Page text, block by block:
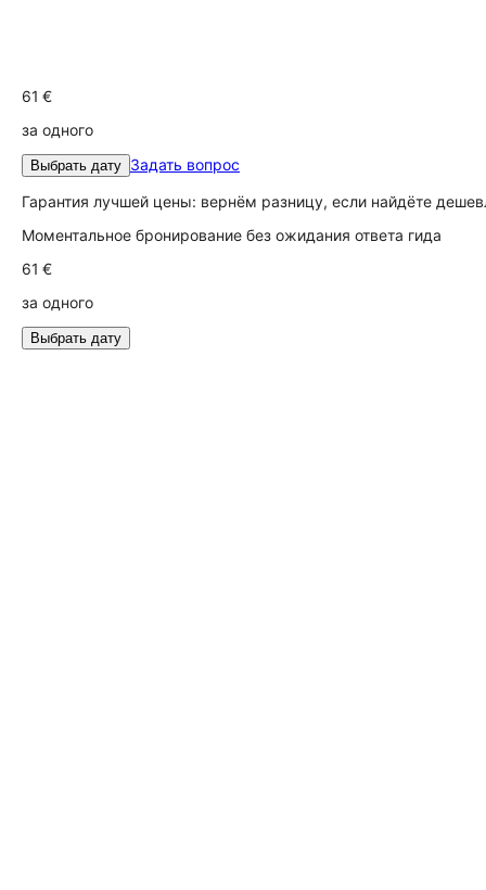
61 €
за одного
Выбрать дату Задать вопрос
Гарантия лучшей цены: вернём разницу, если найдёте
Моментальное бронирование без ожидания ответа гида
61 €
за одного
Выбрать дату